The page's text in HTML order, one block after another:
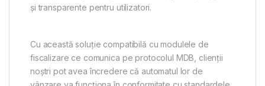
și transparente pentru utilizatori.
Cu această soluție compatibilă cu modulele de
fiscalizare ce comunica pe protocolul MDB, clienții
noștri pot avea încredere că automatul lor de